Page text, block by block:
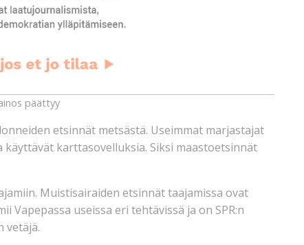
päättyy
etsinnät metsästä. Useimmat marjastajat
karttasovelluksia. Siksi maastoetsinnät
Muistisairaiden etsinnät taajamissa ovat
Vapepassa useissa eri tehtävissä ja on SPR:n
vetäjä.